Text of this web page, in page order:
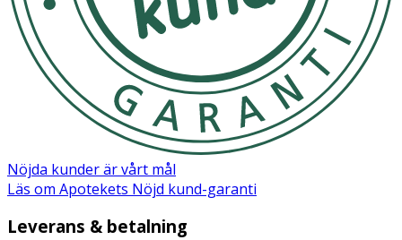
Nöjda kunder är vårt mål
Läs om Apotekets Nöjd kund-garanti
Leverans & betalning